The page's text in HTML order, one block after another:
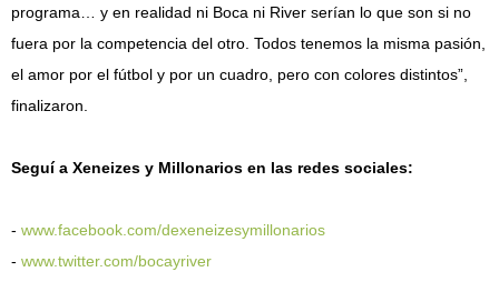
programa… y en realidad ni Boca ni River serían lo que son si no
fuera por la competencia del otro. Todos tenemos la misma pasión,
el amor por el fútbol y por un cuadro, pero con colores distintos”,
finalizaron.
Seguí a Xeneizes y Millonarios en las redes sociales:
- www.facebook.com/dexeneizesymillonarios
- www.twitter.com/bocayriver